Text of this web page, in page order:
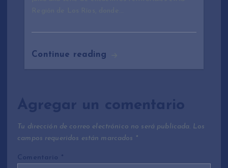
Continue reading
Agregar un comentario
Tu dirección de correo electrónico no será publicada. Los
campos requeridos están marcados *
Comentario *